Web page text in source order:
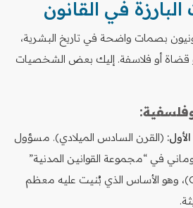
بصمات واضحة في تاريخ البشرية،
أو فلاسفة. إليك بعض الشخصيات
(القرن السادس الميلادي). مسؤول
في “مجموعة القوانين المدنية”
(Corpus Juris Civilis)، وهو الأساس الذي بُنيت عليه معظم